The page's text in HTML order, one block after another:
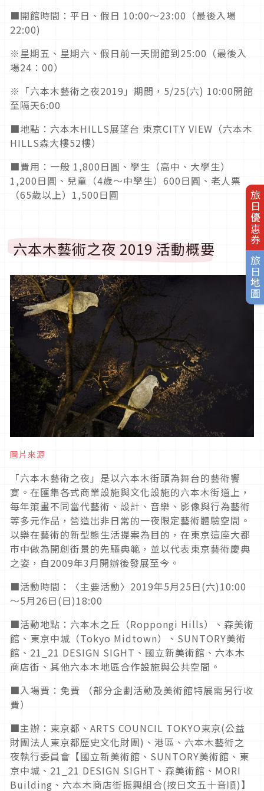
旅日優惠券
旅日地圖
■開館時間：平日、假日 10:00〜23:00（最後入場
22:00)
※星期五、星期六、假日前一天開館到25:00（最後入
場24：00）
※「六本木藝術之夜2019」期間，5/25(六) 10:00開館
至隔天6:00
■地點：六本木HILLS展望台 東京CITY VIEW（六本木
HILLS森大樓52樓）
■費用：一般 1,800日圓、學生（高中、大學生）
1,200日圓、兒童（4歲〜中學生）600日圓、老人票
（65歲以上）1,500日圓
六本木藝術之夜 2019 活動概要
圖片來源
「六本木藝術之夜」是以六本木街頭為舞台的藝術饗
宴。在匯集各式商業設施與文化設施的六本木街道上，
每年策畫不同當代藝術、設計、音樂、影像與行為藝術
等多元作品，營造出非日常的一夜限定藝術體驗空間。
以樂在藝術的新型態生活提案為目的，在東京這座大都
市中做為開創街景的先驅典範，並以代表東京藝術慶典
之姿，自2009年3月開辦後發展至今。
■活動時間：〈主要活動〉2019年5月25日(六)10:00
〜5月26日(日)18:00
■活動地點：六本木之丘（Roppongi Hills）、森美術
館、東京中城（Tokyo Midtown）、SUNTORY美術
館、21_21 DESIGN SIGHT、國立新美術館、六本木
商店街、其他六本木地區合作設施與公共空間。
■入場費：免費 （部分企劃活動及美術館特展需另行收
費）
■主辦：東京都、ARTS COUNCIL TOKYO東京(公益
財團法人東京都歷史文化財團)、港區、六本木藝術之
夜執行委員會【國立新美術館、SUNTORY美術館、東
京中城、21_21 DESIGN SIGHT、森美術館、MORI
Building、六本木商店街振興組合(按日文五十音順)】